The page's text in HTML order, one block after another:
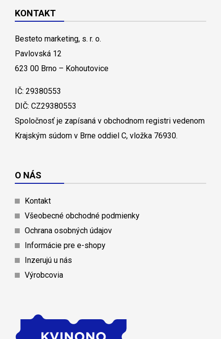
KONTAKT
Besteto marketing, s. r. o.
Pavlovská 12
623 00 Brno – Kohoutovice
IČ: 29380553
DIČ: CZ29380553
Spoločnosť je zapísaná v obchodnom registri vedenom
Krajským súdom v Brne oddiel C, vložka 76930.
O NÁS
Kontakt
Všeobecné obchodné podmienky
Ochrana osobných údajov
Informácie pre e-shopy
Inzerujú u nás
Výrobcovia